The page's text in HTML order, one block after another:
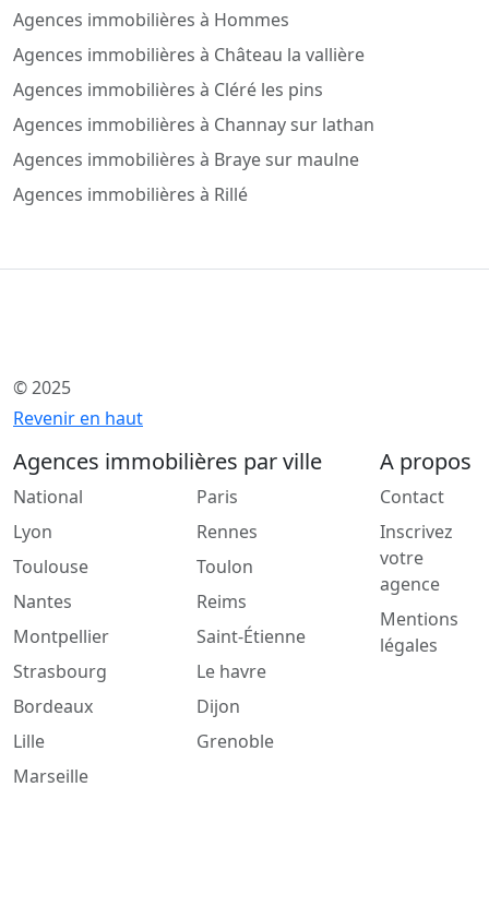
Agences immobilières à Hommes
Agences immobilières à Château la vallière
Agences immobilières à Cléré les pins
Agences immobilières à Channay sur lathan
Agences immobilières à Braye sur maulne
Agences immobilières à Rillé
© 2025
Revenir en haut
Agences immobilières par ville
National
Lyon
Toulouse
Nantes
Montpellier
Strasbourg
Bordeaux
Lille
Marseille
Paris
Rennes
Toulon
Reims
Saint-Étienne
Le havre
Dijon
Grenoble
A propos
Contact
Inscrivez
votre
agence
Mentions
légales